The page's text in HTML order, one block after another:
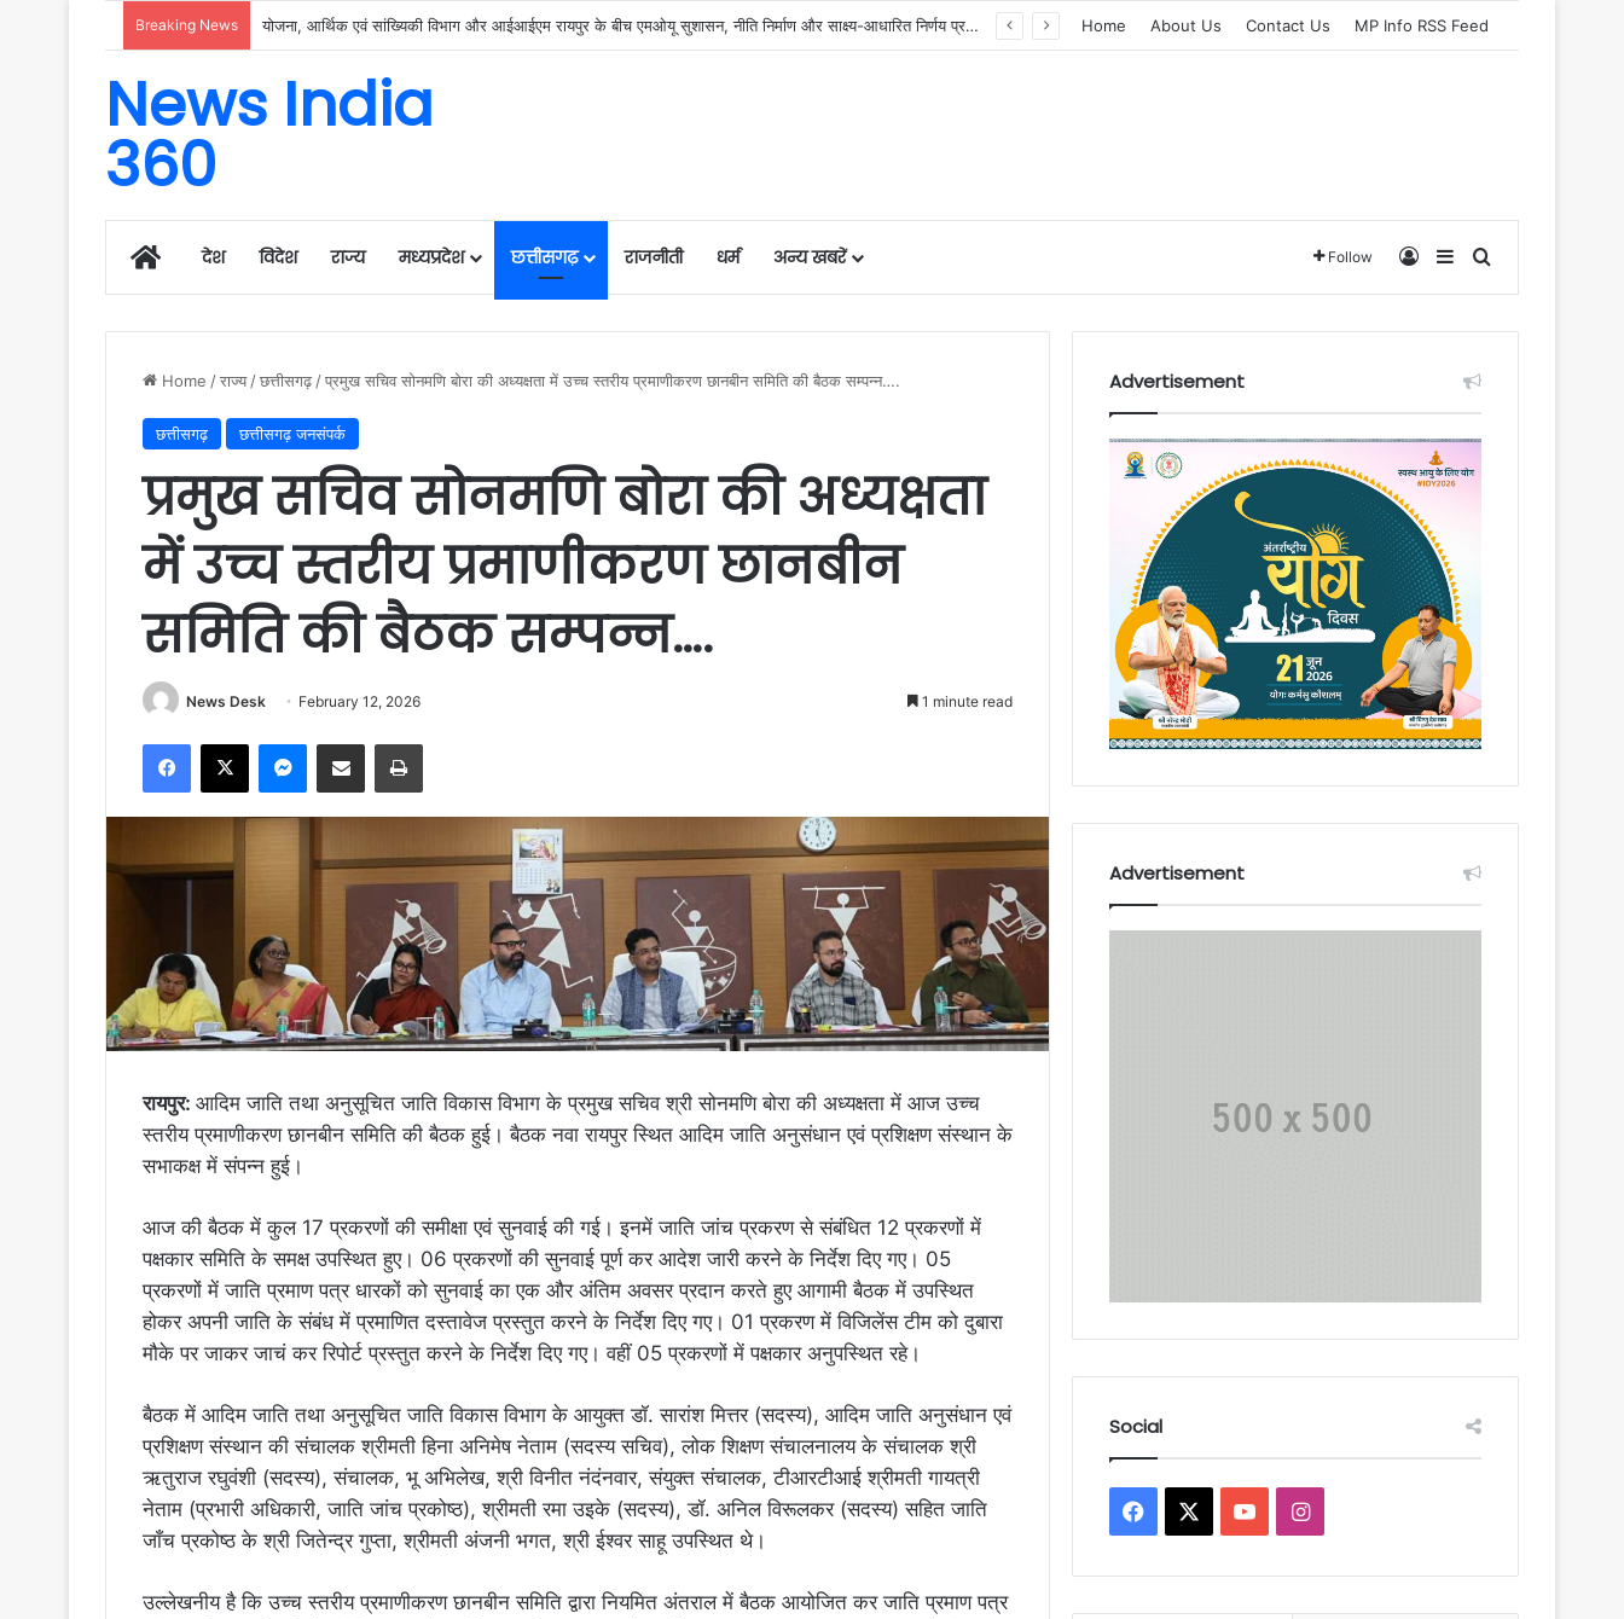
Breaking News रायगढ़ में विकास को मिल रही नई रफ्तार, हर क्षेत्र में मजबूत हो रही सुविधाओं की नींव: वित्त मंत्री ओपी चौधरी…… Home About Us Contact Us MP Info RSS Feed
News India
360
Homeदेश विदेश राज्य मध्यप्रदेश छत्तीसगढ़ राजनीती धर्म अन्य खबरें Follow Log InSidebarSearch for
Home /राज्य /छत्तीसगढ़ /प्रमुख सचिव सोनमणि बोरा की अध्यक्षता में उच्च स्तरीय प्रमाणीकरण छानबीन समिति की बैठक सम्पन्न….
छत्तीसगढ़ छत्तीसगढ़ जनसंपर्क
प्रमुख सचिव सोनमणि बोरा की अध्यक्षता
में उच्च स्तरीय प्रमाणीकरण छानबीन
समिति की बैठक सम्पन्न….
News Desk February 12, 2026 1 minute read
Facebook
X Messenger
Share via Email Print
रायपुर: आदिम जाति तथा अनुसूचित जाति विकास विभाग के प्रमुख सचिव श्री सोनमणि बोरा की अध्यक्षता में आज उच्च
स्तरीय प्रमाणीकरण छानबीन समिति की बैठक हुई। बैठक नवा रायपुर स्थित आदिम जाति अनुसंधान एवं प्रशिक्षण संस्थान के
सभाकक्ष में संपन्न हुई।
आज की बैठक में कुल 17 प्रकरणों की समीक्षा एवं सुनवाई की गई। इनमें जाति जांच प्रकरण से संबंधित 12 प्रकरणों में
पक्षकार समिति के समक्ष उपस्थित हुए। 06 प्रकरणों की सुनवाई पूर्ण कर आदेश जारी करने के निर्देश दिए गए। 05
प्रकरणों में जाति प्रमाण पत्र धारकों को सुनवाई का एक और अंतिम अवसर प्रदान करते हुए आगामी बैठक में उपस्थित
होकर अपनी जाति के संबंध में प्रमाणित दस्तावेज प्रस्तुत करने के निर्देश दिए गए। 01 प्रकरण में विजिलेंस टीम को दुबारा
मौके पर जाकर जाचं कर रिपोर्ट प्रस्तुत करने के निर्देश दिए गए। वहीं 05 प्रकरणों में पक्षकार अनुपस्थित रहे।
बैठक में आदिम जाति तथा अनुसूचित जाति विकास विभाग के आयुक्त डॉ. सारांश मित्तर (सदस्य), आदिम जाति अनुसंधान एवं
प्रशिक्षण संस्थान की संचालक श्रीमती हिना अनिमेष नेताम (सदस्य सचिव), लोक शिक्षण संचालनालय के संचालक श्री
ऋतुराज रघुवंशी (सदस्य), संचालक, भू अभिलेख, श्री विनीत नंदंनवार, संयुक्त संचालक, टीआरटीआई श्रीमती गायत्री
नेताम (प्रभारी अधिकारी, जाति जांच प्रकोष्ठ), श्रीमती रमा उइके (सदस्य), डॉ. अनिल विरूलकर (सदस्य) सहित जाति
जाँच प्रकोष्ठ के श्री जितेन्द्र गुप्ता, श्रीमती अंजनी भगत, श्री ईश्वर साहू उपस्थित थे।
उल्लेखनीय है कि उच्च स्तरीय प्रमाणीकरण छानबीन समिति द्वारा नियमित अंतराल में बैठक आयोजित कर जाति प्रमाण पत्र
Advertisement
Advertisement
Social
Facebook YouTubeInstagram